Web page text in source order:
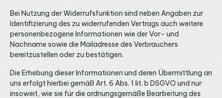
Bei Nutzung der Widerrufsfunktion sind neben Angaben zur
Identifizierung des zu widerrufenden Vertrags auch weitere
personenbezogene Informationen wie der Vor- und
Nachname sowie die Mailadresse des Verbrauchers
bereitzustellen oder zu bestätigen.
Die Erhebung dieser Informationen und deren Übermittlung an
uns erfolgt hierbei gemäß Art. 6 Abs. 1 lit. b DSGVO und nur
insoweit, wie sie für die ordnungsgemäße Bearbeitung des